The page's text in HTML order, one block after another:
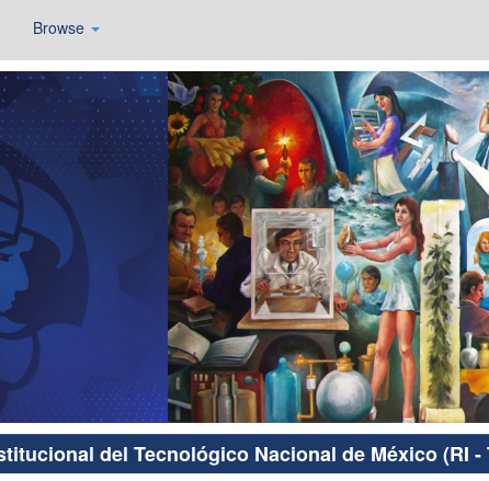
Browse
del Tecnológico Nacional de México (RI -